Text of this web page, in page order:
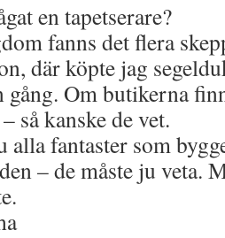
en tapetserare?
fanns det flera
där köpte jag
gång. Om butikerna
så kanske de vet.
alla fantaster som
– de måste ju veta.